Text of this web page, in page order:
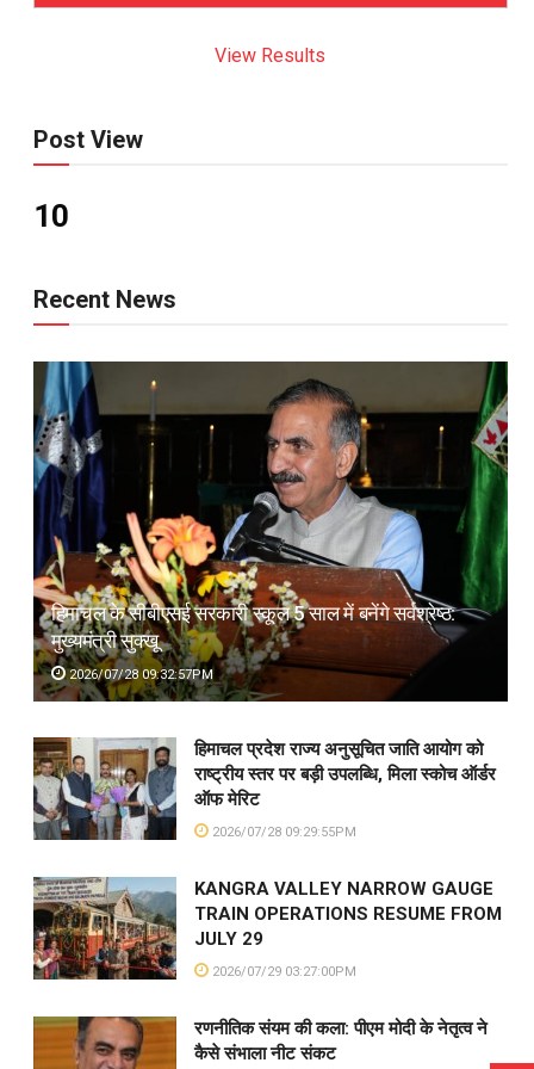
View Results
Post View
10
Recent News
हिमाचल के सीबीएसई सरकारी स्कूल 5 साल में बनेंगे सर्वश्रेष्ठ:
मुख्यमंत्री सुक्खू
2026/07/28 09:32:57PM
हिमाचल प्रदेश राज्य अनुसूचित जाति आयोग को
राष्ट्रीय स्तर पर बड़ी उपलब्धि, मिला स्कोच ऑर्डर
ऑफ मेरिट
2026/07/28 09:29:55PM
KANGRA VALLEY NARROW GAUGE
TRAIN OPERATIONS RESUME FROM
JULY 29
2026/07/29 03:27:00PM
रणनीतिक संयम की कला: पीएम मोदी के नेतृत्व ने
कैसे संभाला नीट संकट